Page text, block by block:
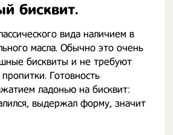
бисквит.
вида наличием в
масла. Обычно это очень
бисквиты и не требуют
Готовность
ладонью на бисквит:
выдержал форму, значит